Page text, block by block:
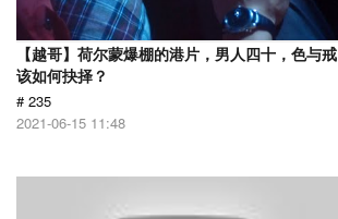
【越哥】荷尔蒙爆棚的港片，男人四十，色与戒
该如何抉择？
# 235
2021-06-15 11:48